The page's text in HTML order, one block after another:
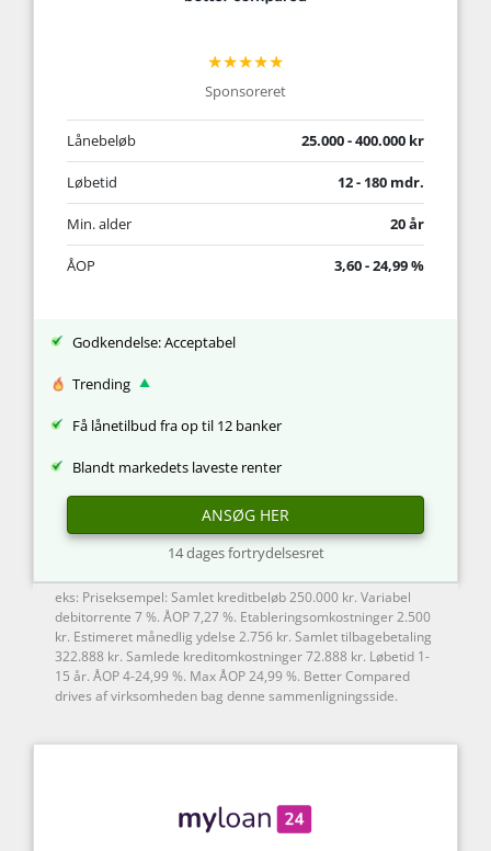
★★★★★
Sponsoreret
Lånebeløb 25.000 - 400.000 kr
Løbetid 12 - 180 mdr.
Min. alder 20 år
ÅOP 3,60 - 24,99 %
Godkendelse: Acceptabel
Trending
Få lånetilbud fra op til 12 banker
Blandt markedets laveste renter
ANSØG HER
14 dages fortrydelsesret
eks: Priseksempel: Samlet kreditbeløb 250.000 kr. Variabel
debitorrente 7 %. ÅOP 7,27 %. Etableringsomkostninger 2.500
kr. Estimeret månedlig ydelse 2.756 kr. Samlet tilbagebetaling
322.888 kr. Samlede kreditomkostninger 72.888 kr. Løbetid 1-
15 år. ÅOP 4-24,99 %. Max ÅOP 24,99 %. Better Compared
drives af virksomheden bag denne sammenligningsside.